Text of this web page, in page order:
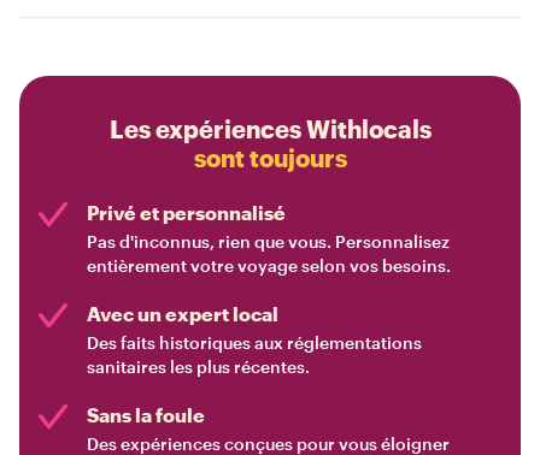
Les expériences Withlocals
sont toujours
Privé et personnalisé
Pas d'inconnus, rien que vous. Personnalisez
entièrement votre voyage selon vos besoins.
Avec un expert local
Des faits historiques aux réglementations
sanitaires les plus récentes.
Sans la foule
Des expériences conçues pour vous éloigner